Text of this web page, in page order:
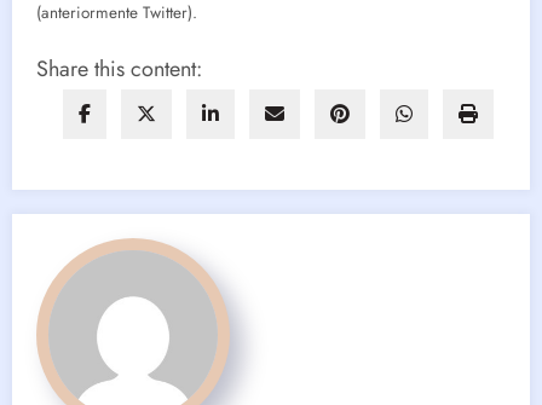
(anteriormente Twitter).
Share this content: